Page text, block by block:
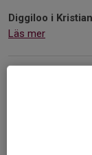
Diggiloo i
Läs mer